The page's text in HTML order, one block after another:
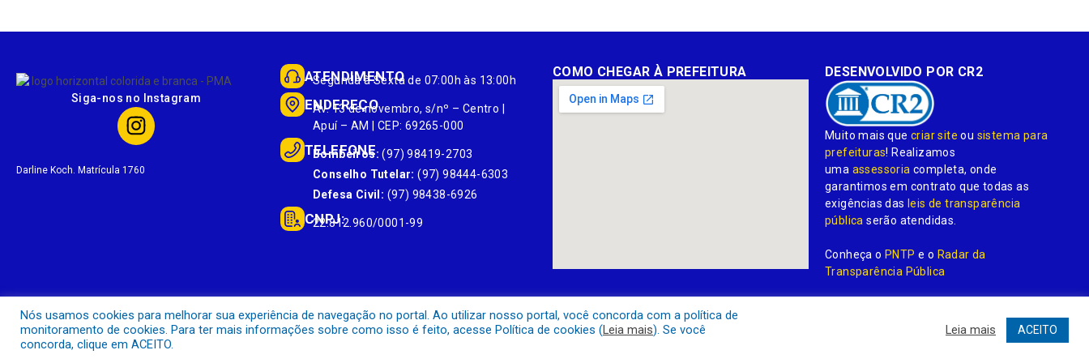
Siga-nos no Instagram
Darline Koch. Matrícula 1760
ATENDIMENTO
Segunda à Sexta de 07:00h às 13:00h
ENDEREÇO
Av. 13 de novembro, s/nº – Centro |
Apuí – AM | CEP: 69265-000
TELEFONE
Bombeiros: (97) 98419-2703
Conselho Tutelar: (97) 98444-6303
Defesa Civil: (97) 98438-6926
CNPJ:
22.812.960/0001-99
COMO CHEGAR À PREFEITURA DESENVOLVIDO POR CR2
Muito mais quecriar site ou sistema para
prefeituras! Realizamos
uma assessoria completa, onde
garantimos em contrato que todas as
exigências dasleis de transparência
pública serão atendidas.
Conheça oPNTP e o Radar da
Transparência Pública
Todos os direitos reservados a
Nós usamos cookies para melhorar sua experiência de navegação no portal. Ao utilizar nosso portal, você concorda com a política de
monitoramento de cookies. Para ter mais informações sobre como isso é feito, acesse Política de cookies (Leia mais). Se você
concorda, clique em ACEITO.
Leia mais ACEITO